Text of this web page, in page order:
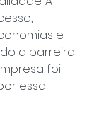
e
a barreira
foi
essa